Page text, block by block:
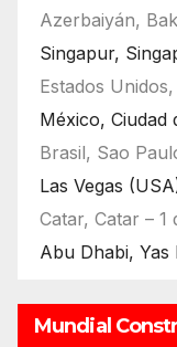
Azerbaiyán,
Singapur,
Estados
México,
Brasil, Sao
Las Vegas
Catar, Catar – 1
Abu Dhabi,
Mundial